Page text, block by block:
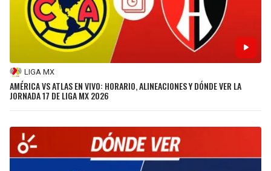
LIGA MX
AMÉRICA VS ATLAS EN VIVO: HORARIO, ALINEACIONES Y DÓNDE VER LA
JORNADA 17 DE LIGA MX 2026